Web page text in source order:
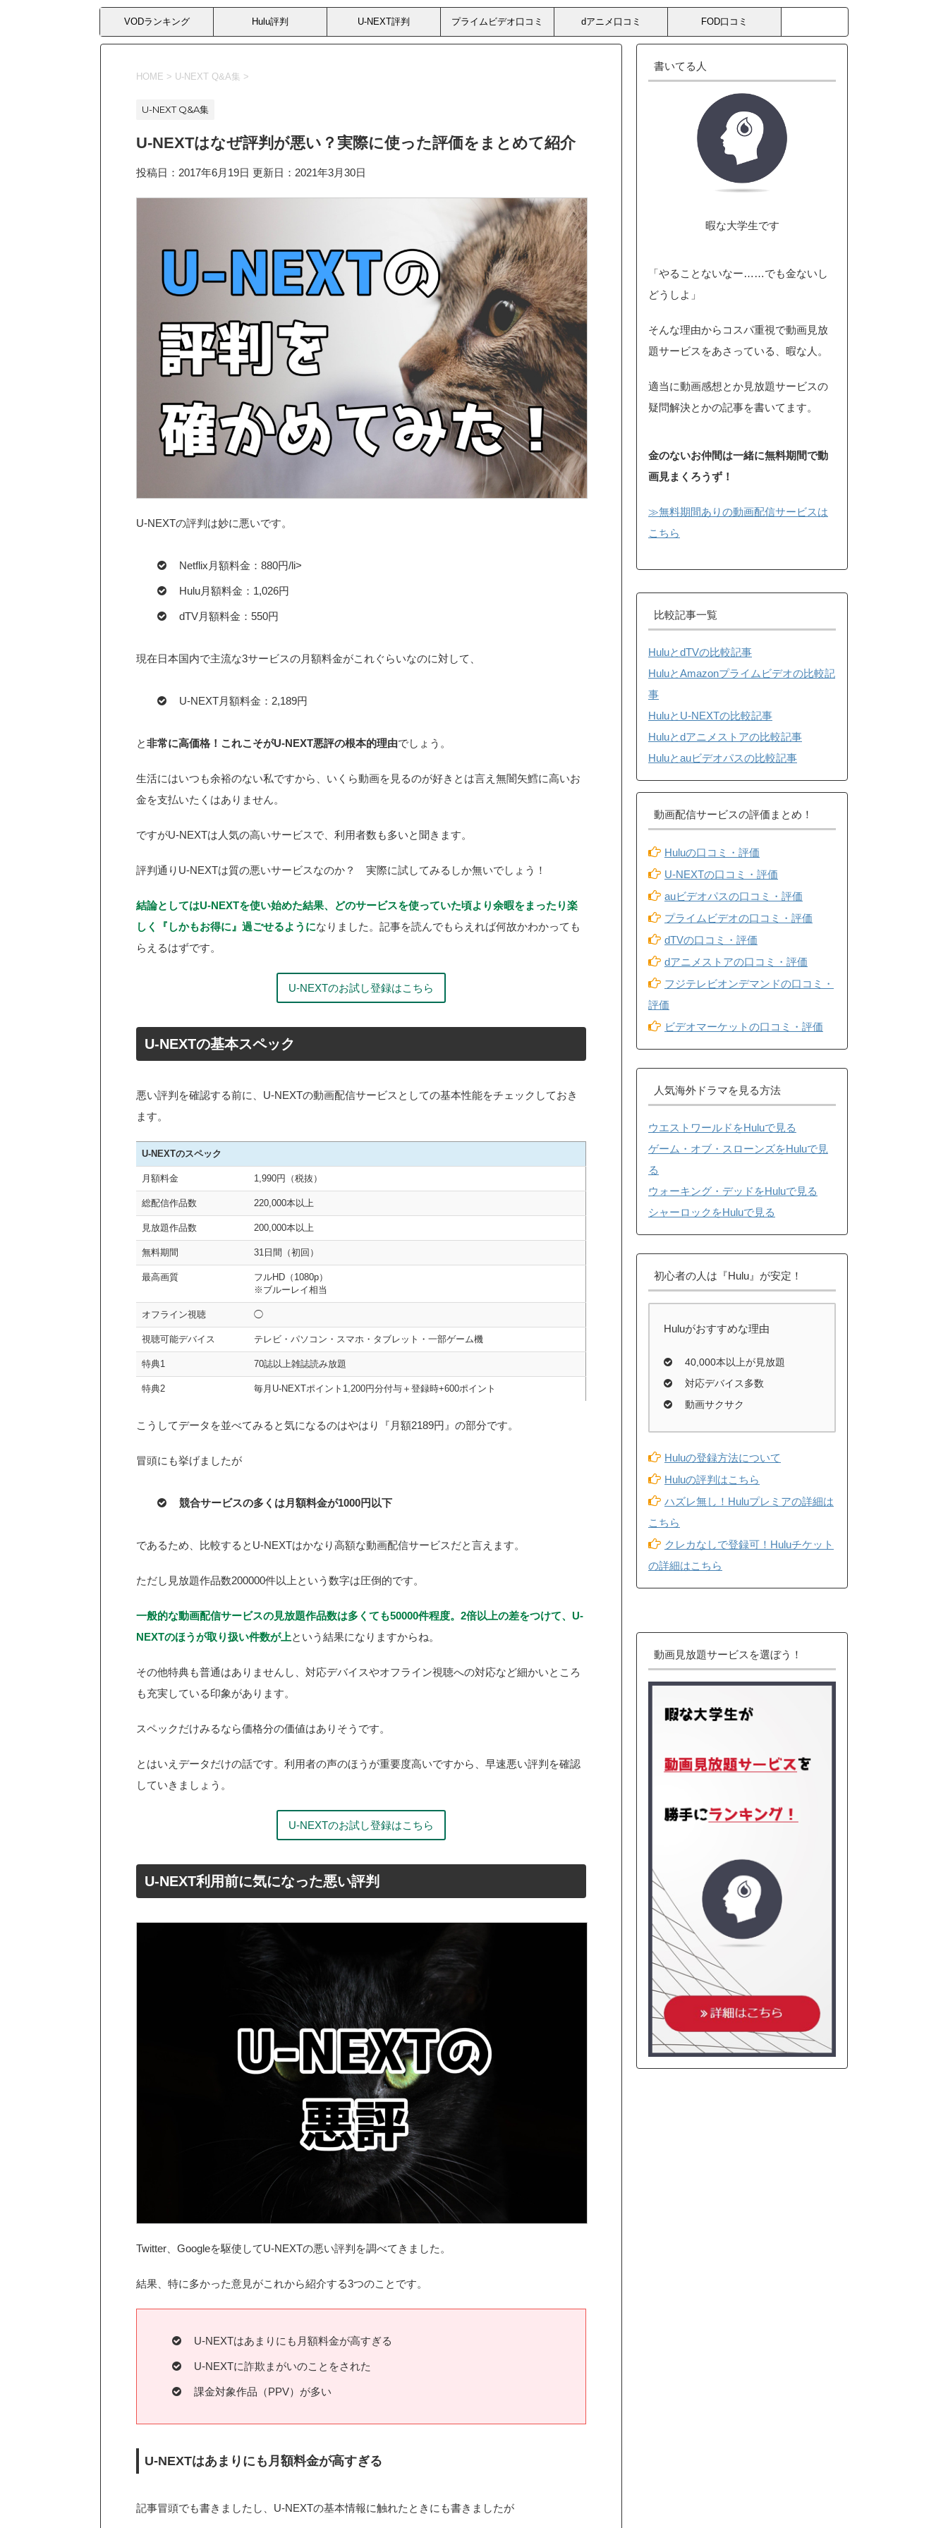
VODランキング Hulu評判 U-NEXT評判 プライムビデオ口コミ dアニメ口コミ FOD口コミ
HOME > U-NEXT Q&A集 >
U-NEXT Q&A集
U-NEXTはなぜ評判が悪い？実際に使った評価をまとめて紹介
投稿日：2017年6月19日 更新日： 2021年3月30日
U-NEXTの評判は妙に悪いです。
Netflix月額料金：880円/li>
Hulu月額料金：1,026円
dTV月額料金：550円
現在日本国内で主流な3サービスの月額料金がこれぐらいなのに対して、
U-NEXT月額料金：2,189円
と非常に高価格！これこそがU-NEXT悪評の根本的理由でしょう。
生活にはいつも余裕のない私ですから、いくら動画を見るのが好きとは言え無闇矢鱈に高いお
金を支払いたくはありません。
ですがU-NEXTは人気の高いサービスで、利用者数も多いと聞きます。
評判通りU-NEXTは質の悪いサービスなのか？ 実際に試してみるしか無いでしょう！
結論としてはU-NEXTを使い始めた結果、どのサービスを使っていた頃より余暇をまったり楽
しく『しかもお得に』過ごせるようになりました。記事を読んでもらえれば何故かわかっても
らえるはずです。
U-NEXTのお試し登録はこちら
U-NEXTの基本スペック
悪い評判を確認する前に、U-NEXTの動画配信サービスとしての基本性能をチェックしておき
ます。
U-NEXTのスペック
月額料金 1,990円（税抜）
総配信作品数 220,000本以上
見放題作品数 200,000本以上
無料期間 31日間（初回）
最高画質
フルHD（1080p）
※ブルーレイ相当
オフライン視聴 ◯
視聴可能デバイス テレビ・パソコン・スマホ・タブレット・一部ゲーム機
特典1 70誌以上雑誌読み放題
特典2 毎月U-NEXTポイント1,200円分付与＋登録時+600ポイント
こうしてデータを並べてみると気になるのはやはり『月額2189円』の部分です。
冒頭にも挙げましたが
競合サービスの多くは月額料金が1000円以下
であるため、比較するとU-NEXTはかなり高額な動画配信サービスだと言えます。
ただし見放題作品数200000件以上という数字は圧倒的です。
一般的な動画配信サービスの見放題作品数は多くても50000件程度。2倍以上の差をつけて、U-
NEXTのほうが取り扱い件数が上という結果になりますからね。
その他特典も普通はありませんし、対応デバイスやオフライン視聴への対応など細かいところ
も充実している印象があります。
スペックだけみるなら価格分の価値はありそうです。
とはいえデータだけの話です。利用者の声のほうが重要度高いですから、早速悪い評判を確認
していきましょう。
U-NEXTのお試し登録はこちら
U-NEXT利用前に気になった悪い評判
Twitter、Googleを駆使してU-NEXTの悪い評判を調べてきました。
結果、特に多かった意見がこれから紹介する3つのことです。
U-NEXTはあまりにも月額料金が高すぎる
U-NEXTに詐欺まがいのことをされた
課金対象作品（PPV）が多い
U-NEXTはあまりにも月額料金が高すぎる
記事冒頭でも書きましたし、U-NEXTの基本情報に触れたときにも書きましたが
書いてる人
暇な大学生です
「やることないなー……でも金ないし
どうしよ」
そんな理由からコスパ重視で動画見放
題サービスをあさっている、暇な人。
適当に動画感想とか見放題サービスの
疑問解決とかの記事を書いてます。
金のないお仲間は一緒に無料期間で動
画見まくろうず！
≫無料期間ありの動画配信サービスは
こちら
比較記事一覧
HuluとdTVの比較記事
HuluとAmazonプライムビデオの比較記
事
HuluとU-NEXTの比較記事
Huluとdアニメストアの比較記事
Huluとauビデオパスの比較記事
動画配信サービスの評価まとめ！
Huluの口コミ・評価
U-NEXTの口コミ・評価
auビデオパスの口コミ・評価
プライムビデオの口コミ・評価
dTVの口コミ・評価
dアニメストアの口コミ・評価
フジテレビオンデマンドの口コミ・
評価
ビデオマーケットの口コミ・評価
人気海外ドラマを見る方法
ウエストワールドをHuluで見る
ゲーム・オブ・スローンズをHuluで見
る
ウォーキング・デッドをHuluで見る
シャーロックをHuluで見る
初心者の人は『Hulu』が安定！
Huluがおすすめな理由
40,000本以上が見放題
対応デバイス多数
動画サクサク
Huluの登録方法について
Huluの評判はこちら
ハズレ無し！Huluプレミアの詳細は
こちら
クレカなしで登録可！Huluチケット
の詳細はこちら
動画見放題サービスを選ぼう！